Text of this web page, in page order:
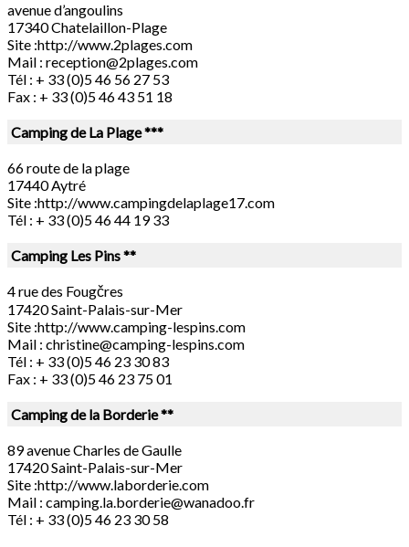
avenue d’angoulins
17340 Chatelaillon-Plage
Site :http://www.2plages.com
Mail : reception@2plages.com
Tél : + 33 (0)5 46 56 27 53
Fax : + 33 (0)5 46 43 51 18
Camping de La Plage ***
66 route de la plage
17440 Aytré
Site :http://www.campingdelaplage17.com
Tél : + 33 (0)5 46 44 19 33
Camping Les Pins **
4 rue des Fougčres
17420 Saint-Palais-sur-Mer
Site :http://www.camping-lespins.com
Mail : christine@camping-lespins.com
Tél : + 33 (0)5 46 23 30 83
Fax : + 33 (0)5 46 23 75 01
Camping de la Borderie **
89 avenue Charles de Gaulle
17420 Saint-Palais-sur-Mer
Site :http://www.laborderie.com
Mail : camping.la.borderie@wanadoo.fr
Tél : + 33 (0)5 46 23 30 58